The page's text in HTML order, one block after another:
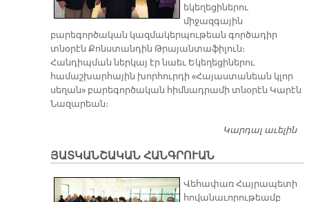
եկեղեցիներու
միջազգային
բարեգործական կազմակերպութեան գործադիր
տնօրէն Քոնստանդին Թրայանտաֆիլուն։
Հանդիպման ներկայ էր նաեւ Եկեղեցիներու
համաշխարհային խորհուրդի «Հայաստանեան կլոր
սեղան» բարեգործական հիմնադրամի տնօրէն Կարէն
Նազարեան։
Կարդալ աւելին
ՅԱՏԿԱՆՇԱԿԱՆ ՀԱՆԳՐՈՒԱՆ
Վեհափառ Հայրապետի
հովանաւորութեամբ